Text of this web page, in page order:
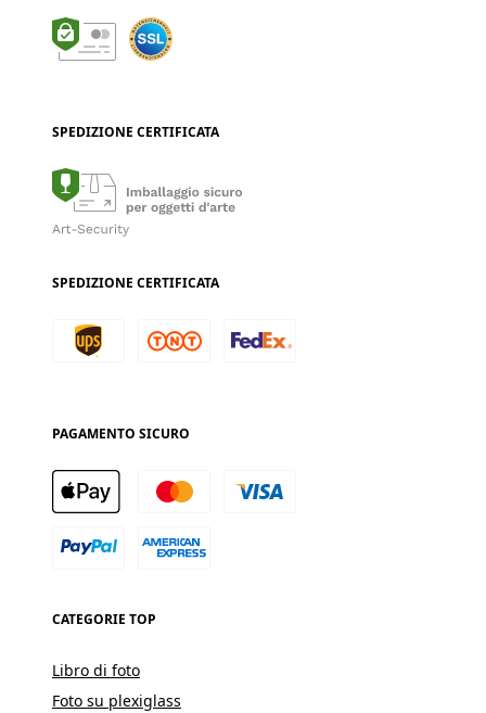
SPEDIZIONE CERTIFICATA
SPEDIZIONE CERTIFICATA
PAGAMENTO SICURO
CATEGORIE TOP
Libro di foto
Foto su plexiglass